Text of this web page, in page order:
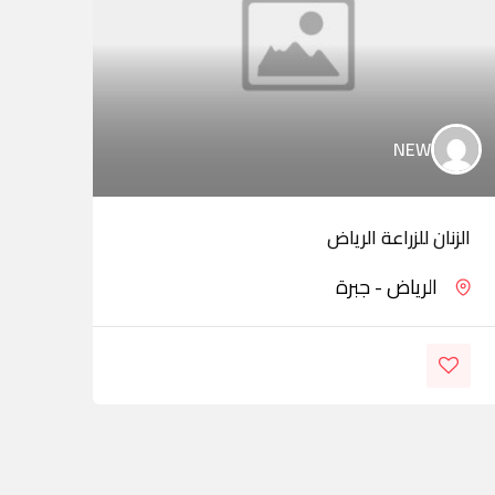
NEW
الزنان للزراعة الرياض
الرياض - جبرة